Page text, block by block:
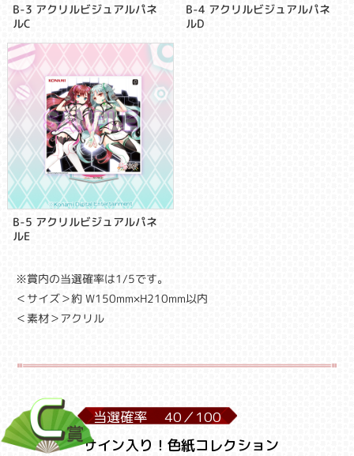
B-3 アクリルビジュアルパネ
ルC
B-4 アクリルビジュアルパネ
ルD
B-5 アクリルビジュアルパネ
ルE
※賞内の当選確率は1/5です。
＜サイズ＞約 W150mm×H210mm以内
＜素材＞アクリル
当選確率 40／100
サイン入り！色紙コレクション